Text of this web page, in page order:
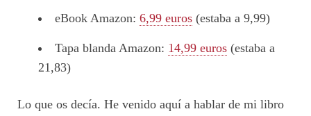
eBook Amazon: 6,99 euros (estaba a 9,99)
Tapa blanda Amazon: 14,99 euros (estaba a
21,83)
Lo que os decía. He venido aquí a hablar de mi libro